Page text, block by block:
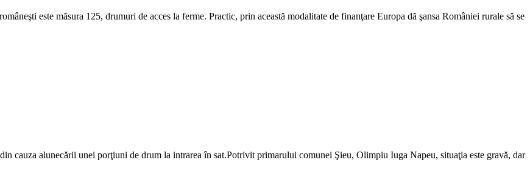
este măsura 125, drumuri de acces la ferme. Practic, prin această modalitate de finanţare Europa dă şansa României rurale să se
cauza alunecării unei porţiuni de drum la intrarea în sat.Potrivit primarului comunei Şieu, Olimpiu Iuga Napeu, situaţia este gravă, dar